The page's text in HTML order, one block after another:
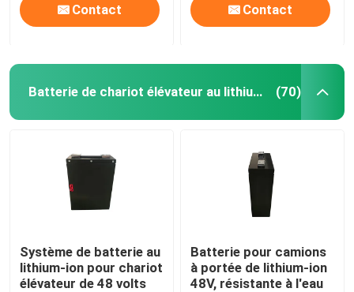
Contact Contact
Batterie de chariot élévateur au lithium-ion de 48 volts (70)
Système de batterie au
lithium-ion pour chariot
élévateur de 48 volts
Batterie pour camions
à portée de lithium-ion
48V, résistante à l'eau